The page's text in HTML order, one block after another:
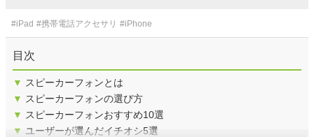
#iPad #携帯電話アクセサリ #iPhone
目次
▼ スピーカーフォンとは
▼ スピーカーフォンの選び方
▼ スピーカーフォンおすすめ10選
▼ ユーザーが選んだイチオシ5選